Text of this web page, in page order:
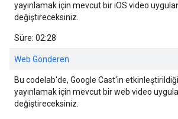
yayınlamak için mevcut bir iOS video
değiştireceksiniz.
Süre: 02:28
Web Gönderen
Bu codelab'de, Google Cast'in
yayınlamak için mevcut bir web video
değiştireceksiniz.